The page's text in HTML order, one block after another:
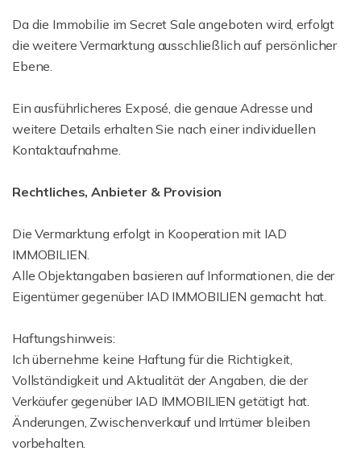
Da die Immobilie im Secret Sale angeboten wird, erfolgt
die weitere Vermarktung ausschließlich auf persönlicher
Ebene.
Ein ausführlicheres Exposé, die genaue Adresse und
weitere Details erhalten Sie nach einer individuellen
Kontaktaufnahme.
Rechtliches, Anbieter & Provision
Die Vermarktung erfolgt in Kooperation mit IAD
IMMOBILIEN.
Alle Objektangaben basieren auf Informationen, die der
Eigentümer gegenüber IAD IMMOBILIEN gemacht hat.
Haftungshinweis:
Ich übernehme keine Haftung für die Richtigkeit,
Vollständigkeit und Aktualität der Angaben, die der
Verkäufer gegenüber IAD IMMOBILIEN getätigt hat.
Änderungen, Zwischenverkauf und Irrtümer bleiben
vorbehalten.